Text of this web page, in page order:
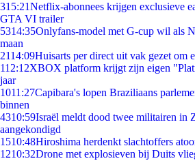
315:21Netflix-abonnees krijgen exclusieve
GTA VI trailer
5314:35Onlyfans-model met G-cup wil als
maan
2114:09Huisarts per direct uit vak gezet om
112:12XBOX platform krijgt zijn eigen
jaar
1011:27Capibara's lopen Braziliaans
binnen
4310:59Israël meldt dood twee militairen in
aangekondigd
1510:48Hiroshima herdenkt slachtoffers
1210:32Drone met explosieven bij Duits